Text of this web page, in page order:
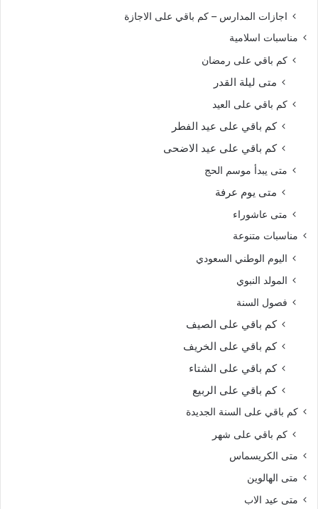
اجازات المدارس – كم باقي على الاجازة
مناسبات اسلامية
كم باقي على رمضان
متى ليلة القدر
كم باقي على العيد
كم باقي على عيد الفطر
كم باقي على عيد الاضحى
متى يبدأ موسم الحج
متى يوم عرفة
متى عاشوراء
مناسبات متنوعة
اليوم الوطني السعودي
المولد النبوي
فصول السنة
كم باقي على الصيف
كم باقي على الخريف
كم باقي على الشتاء
كم باقي على الربيع
كم باقي على السنة الجديدة
كم باقي على شهر
متى الكريسماس
متى الهالوين
متى عيد الاب